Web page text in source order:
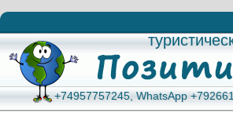
+74957757245, WhatsApp
+74957757245, WhatsApp